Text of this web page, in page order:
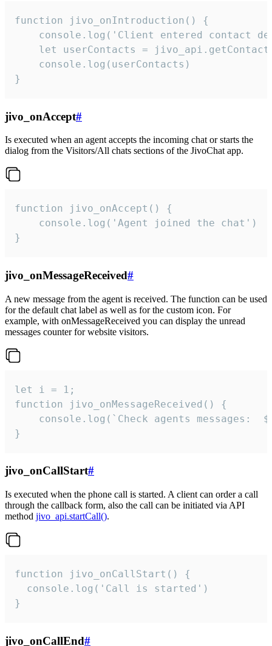
function jivo_onIntroduction() {
console.log('Client entered contact
let userContacts =
    console.log(userContacts)
}
jivo_onAccept#
Is executed when an agent accepts the incoming chat or starts the
dialog from the Visitors/All chats sections of the JivoChat app.
function jivo_onAccept() {
}
jivo_onMessageReceived#
A new message from the agent is received. The function can be used
for the default chat label as well as for the custom icon. For
example, with onMessageReceived you can display the unread
messages counter for website visitors.
let i = 1;
function jivo_onMessageReceived() {
}
jivo_onCallStart#
Is executed when the phone call is started. A client can order a call
through the callback form, also the call can be initiated via API
method jivo_api.startCall().
function jivo_onCallStart() {
  console.log('Call is started')
}
jivo_onCallEnd#